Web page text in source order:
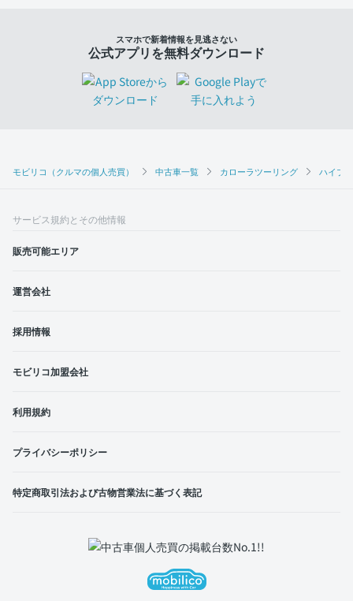
モビリコ（クルマの個人売買） 中古車一覧 カローラツーリング ハイブ
スマホで新着情報を見逃さない
公式アプリを無料ダウンロード
サービス規約とその他情報
販売可能エリア
運営会社
採用情報
モビリコ加盟会社
利用規約
プライバシーポリシー
特定商取引法および古物営業法に基づく表記